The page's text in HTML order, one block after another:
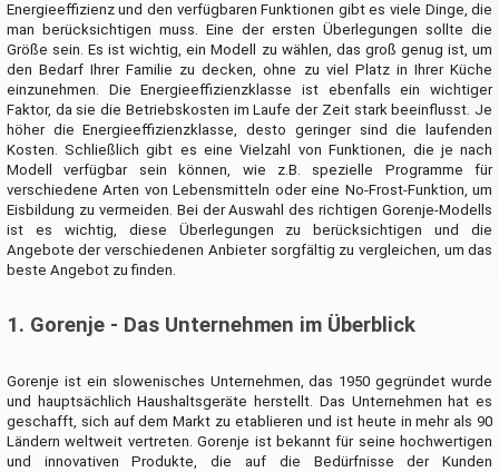
Energieeffizienz und den verfügbaren Funktionen gibt es viele Dinge, die
man berücksichtigen muss. Eine der ersten Überlegungen sollte die
Größe sein. Es ist wichtig, ein Modell zu wählen, das groß genug ist, um
den Bedarf Ihrer Familie zu decken, ohne zu viel Platz in Ihrer Küche
einzunehmen. Die Energieeffizienzklasse ist ebenfalls ein wichtiger
Faktor, da sie die Betriebskosten im Laufe der Zeit stark beeinflusst. Je
höher die Energieeffizienzklasse, desto geringer sind die laufenden
Kosten. Schließlich gibt es eine Vielzahl von Funktionen, die je nach
Modell verfügbar sein können, wie z.B. spezielle Programme für
verschiedene Arten von Lebensmitteln oder eine No-Frost-Funktion, um
Eisbildung zu vermeiden. Bei der Auswahl des richtigen Gorenje-Modells
ist es wichtig, diese Überlegungen zu berücksichtigen und die
Angebote der verschiedenen Anbieter sorgfältig zu vergleichen, um das
beste Angebot zu finden.
1. Gorenje - Das Unternehmen im Überblick
Gorenje ist ein slowenisches Unternehmen, das 1950 gegründet wurde
und hauptsächlich Haushaltsgeräte herstellt. Das Unternehmen hat es
geschafft, sich auf dem Markt zu etablieren und ist heute in mehr als 90
Ländern weltweit vertreten. Gorenje ist bekannt für seine hochwertigen
und innovativen Produkte, die auf die Bedürfnisse der Kunden